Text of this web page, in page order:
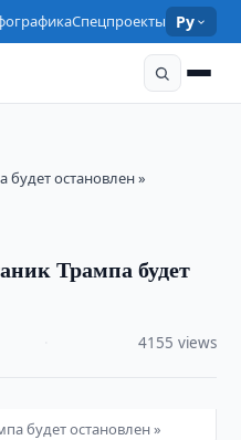
Спецпроекты Ру
будет остановлен »
Трампа будет
4155 views
будет остановлен »